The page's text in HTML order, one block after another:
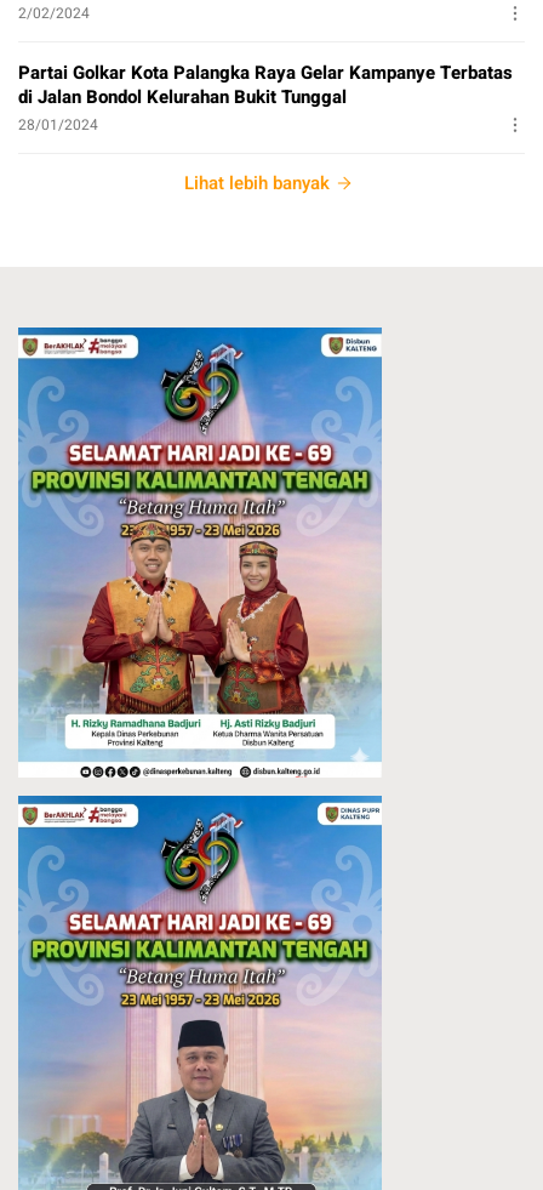
2/02/2024
Partai Golkar Kota Palangka Raya Gelar Kampanye Terbatas
di Jalan Bondol Kelurahan Bukit Tunggal
28/01/2024
Lihat lebih banyak